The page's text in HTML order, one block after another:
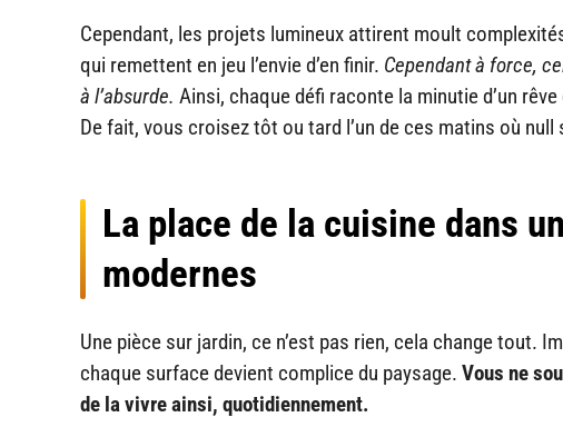
Cependant, les projets lumineux attirent moult
qui remettent en jeu l’envie d’en finir. Cependant à force,
à l’absurde. Ainsi, chaque défi raconte la minutie d’un
De fait, vous croisez tôt ou tard l’un de ces matins où
La place de la cuisine dans
modernes
Une pièce sur jardin, ce n’est pas rien, cela change tout.
chaque surface devient complice du paysage. Vous ne
de la vivre ainsi, quotidiennement.